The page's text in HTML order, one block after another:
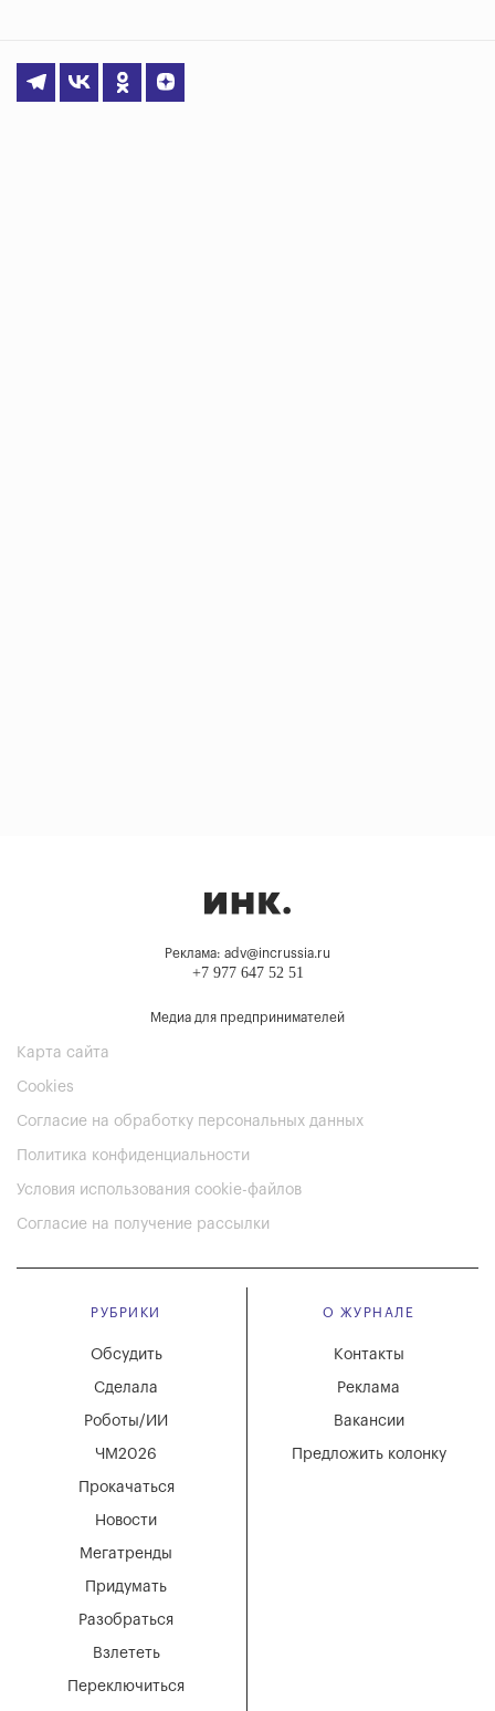
Реклама: adv@incrussia.ru
+7 977 647 52 51
Медиа для предпринимателей
Карта сайта
Cookies
Согласие на обработку персональных данных
Политика конфиденциальности
Условия использования cookie-файлов
Согласие на получение рассылки
РУБРИКИ
Мегатренды
Придумать
Разобраться
Взлететь
Новости
Переключиться
Обсудить
Сделала
Роботы/ИИ
ЧМ2026
Прокачаться
О ЖУРНАЛЕ
Вакансии
Реклама
Контакты
Предложить колонку